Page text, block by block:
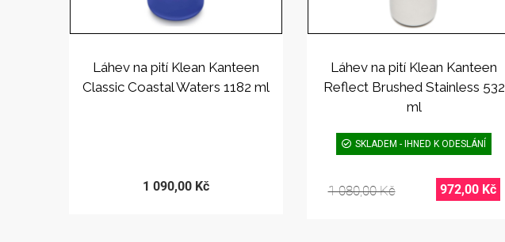
Láhev na pití Klean Kanteen
Classic Coastal Waters 1182 ml
1 090,00 Kč
Láhev na pití Klean Kanteen
Reflect Brushed Stainless 532
ml
SKLADEM - IHNED K ODESLÁNÍ
1 080,00 Kč 972,00 Kč